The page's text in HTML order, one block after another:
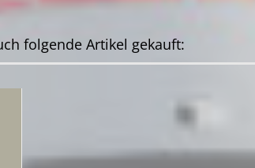
folgende Artikel gekauft: